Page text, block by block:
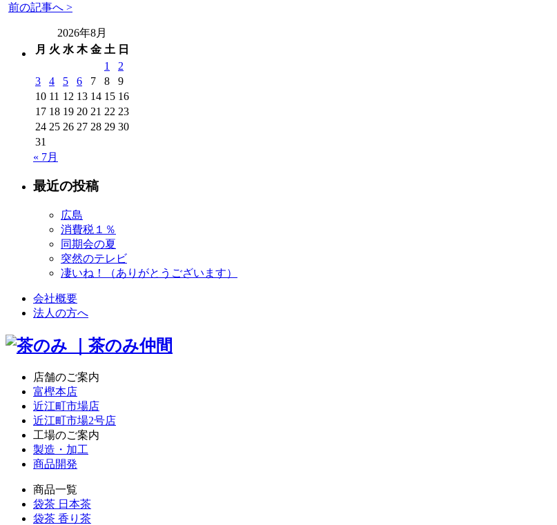
前の記事へ >
2026年8月
月 火 水 木 金 土 日
1
2
3
4 5 6 7 8
9
10 11 12 13 14 15 16
17 18 19 20 21 22 23
24 25 26 27 28 29 30
31
« 7月
最近の投稿
広島
消費税１％
同期会の夏
突然のテレビ
凄いね！（ありがとうございます）
会社概要
法人の方へ
店舗のご案内
富樫本店
近江町市場店
近江町市場2号店
工場のご案内
製造・加工
商品開発
商品一覧
袋茶 日本茶
袋茶 香り茶